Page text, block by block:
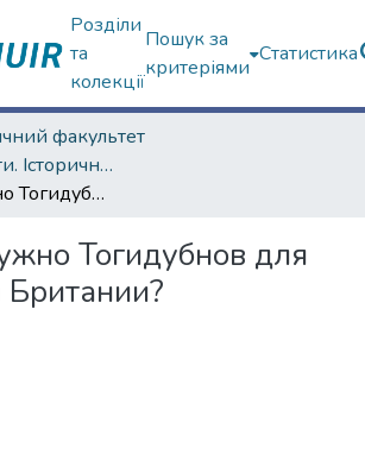
Розділи
та
колекції
Пошук за
критеріями
Статистика
факультет
Наукові роботи. Історичний факультет
Сколько нужно Тогидубнов для покорения Британии?
Тогидубнов для